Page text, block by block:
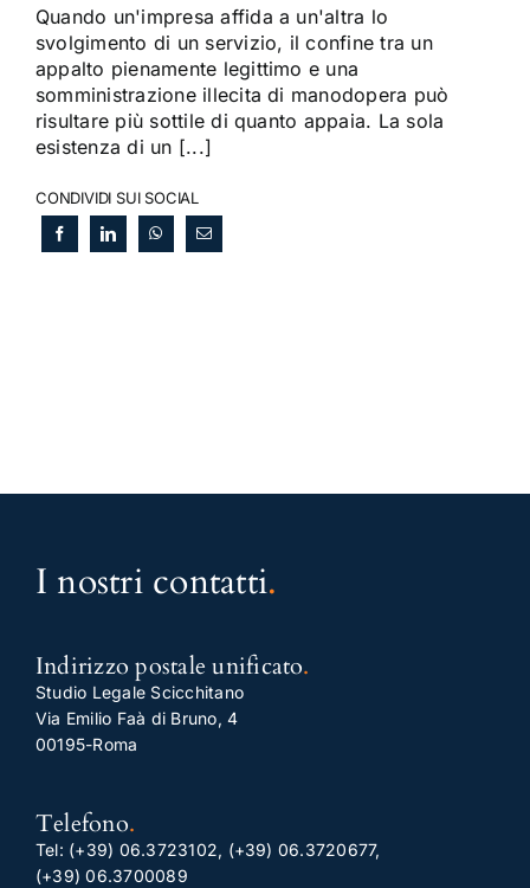
Quando un'impresa affida a un'altra lo
svolgimento di un servizio, il confine tra un
appalto pienamente legittimo e una
somministrazione illecita di manodopera può
risultare più sottile di quanto appaia. La sola
esistenza di un [...]
CONDIVIDI SUI SOCIAL
I nostri contatti.
Indirizzo postale unificato.
Studio Legale Scicchitano
Via Emilio Faà di Bruno, 4
00195-Roma
Telefono.
Tel: (+39) 06.3723102, (+39) 06.3720677,
(+39) 06.3700089